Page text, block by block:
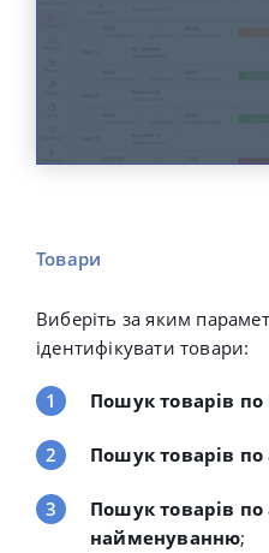
Товари
Виберіть за яким
ідентифікувати товари:
Пошук товарів по
Пошук товарів
Пошук товарів по
найменуванню;